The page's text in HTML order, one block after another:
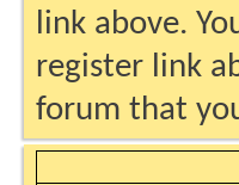
link above.
register link
forum that